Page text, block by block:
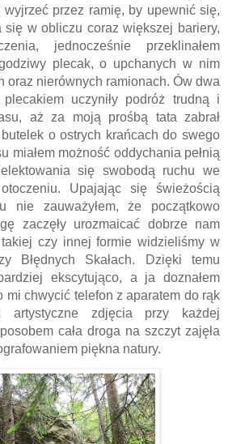
wyjrzeć przez ramię, by upewnić się,
się w obliczu coraz większej bariery,
jednocześnie przeklinałem
plecak, o upchanych w nim
oraz nierównych ramionach. Ów dwa
uczyniły podróż trudną i
aż za moją prośbą tata zabrał
o ostrych krańcach do swego
miałem możność oddychania pełnią
się swobodą ruchu we
Upajając się świeżością
nie zauważyłem, że początkowo
zaczęły urozmaicać dobrze nam
czy innej formie widzieliśmy w
Błędnych Skałach. Dzięki temu
ekscytująco, a ja doznałem
mi chwycić telefon z aparatem do rąk
artystyczne zdjęcia przy każdej
cała droga na szczyt zajęła
piękna natury.